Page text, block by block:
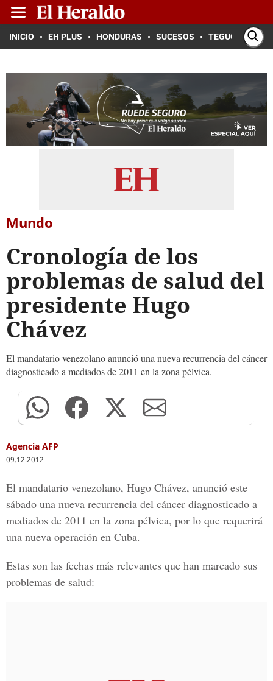
INICIO EH PLUS HONDURAS SUCESOS TEGUCIGALPA
Mundo
Cronología de los
problemas de salud del
presidente Hugo
Chávez
El mandatario venezolano anunció una nueva recurrencia del cáncer
diagnosticado a mediados de 2011 en la zona pélvica.
Agencia AFP
09.12.2012
El mandatario venezolano, Hugo Chávez, anunció este
sábado una nueva recurrencia del cáncer diagnosticado a
mediados de 2011 en la zona pélvica, por lo que requerirá
una nueva operación en Cuba.
Estas son las fechas más relevantes que han marcado sus
problemas de salud: